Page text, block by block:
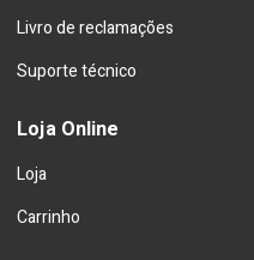
Livro de reclamações
Suporte técnico
Loja Online
Loja
Carrinho